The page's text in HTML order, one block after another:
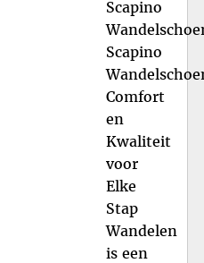
Scapino
Scapino
Comfort
en
Kwaliteit
voor
Elke
Stap
Wandelen
is een